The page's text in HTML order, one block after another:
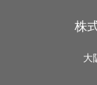
株
大